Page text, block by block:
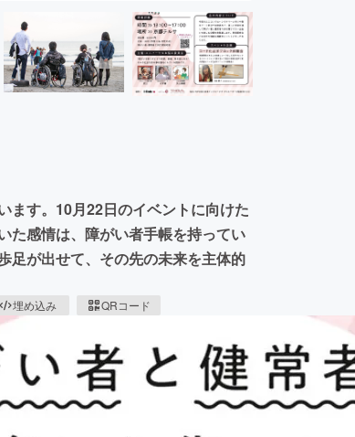
ます。10月22日のイベントに向けた
た感情は、障がい者手帳を持ってい
足が出せて、その先の未来を主体的
埋め込み QRコード